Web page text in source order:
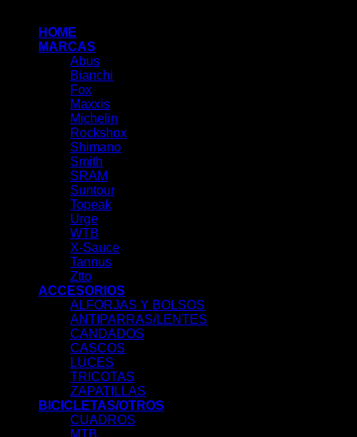
HOME
MARCAS
Abus
Bianchi
Fox
Maxxis
Michelin
Rockshox
Shimano
Smith
SRAM
Suntour
Topeak
Urge
WTB
X-Sauce
Tannus
Ztto
ACCESORIOS
ALFORJAS Y BOLSOS
ANTIPARRAS/LENTES
CANDADOS
CASCOS
LUCES
TRICOTAS
ZAPATILLAS
BICICLETAS/OTROS
CUADROS
MTB